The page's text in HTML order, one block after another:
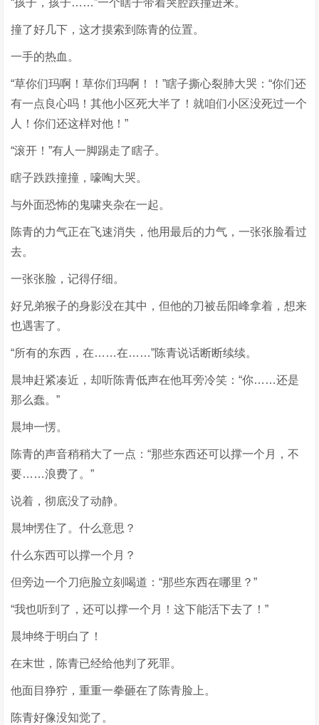
“孩子，孩子……”一个瞎子带着哭腔跌撞进来。
撞了好几下，这才摸索到陈青的位置。
一手的热血。
“草你们玛啊！草你们玛啊！！”瞎子撕心裂肺大哭：“你们还
有一点良心吗！其他小区死大半了！就咱们小区没死过一个
人！你们还这样对他！”
“滚开！”有人一脚踢走了瞎子。
瞎子跌跌撞撞，嚎啕大哭。
与外面恐怖的鬼啸夹杂在一起。
陈青的力气正在飞速消失，他用最后的力气，一张张脸看过
去。
一张张脸，记得仔细。
好兄弟猴子的身影没在其中，但他的刀被岳阳峰拿着，想来
也遇害了。
“所有的东西，在……在……”陈青说话断断续续。
晨坤赶紧凑近，却听陈青低声在他耳旁冷笑：“你……还是
那么蠢。”
晨坤一愣。
陈青的声音稍稍大了一点：“那些东西还可以撑一个月，不
要……浪费了。”
说着，彻底没了动静。
晨坤愣住了。什么意思？
什么东西可以撑一个月？
但旁边一个刀疤脸立刻喝道：“那些东西在哪里？”
“我也听到了，还可以撑一个月！这下能活下去了！”
晨坤终于明白了！
在末世，陈青已经给他判了死罪。
他面目狰狞，重重一拳砸在了陈青脸上。
陈青好像没知觉了。